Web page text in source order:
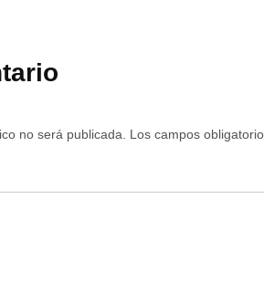
no será publicada. Los campos